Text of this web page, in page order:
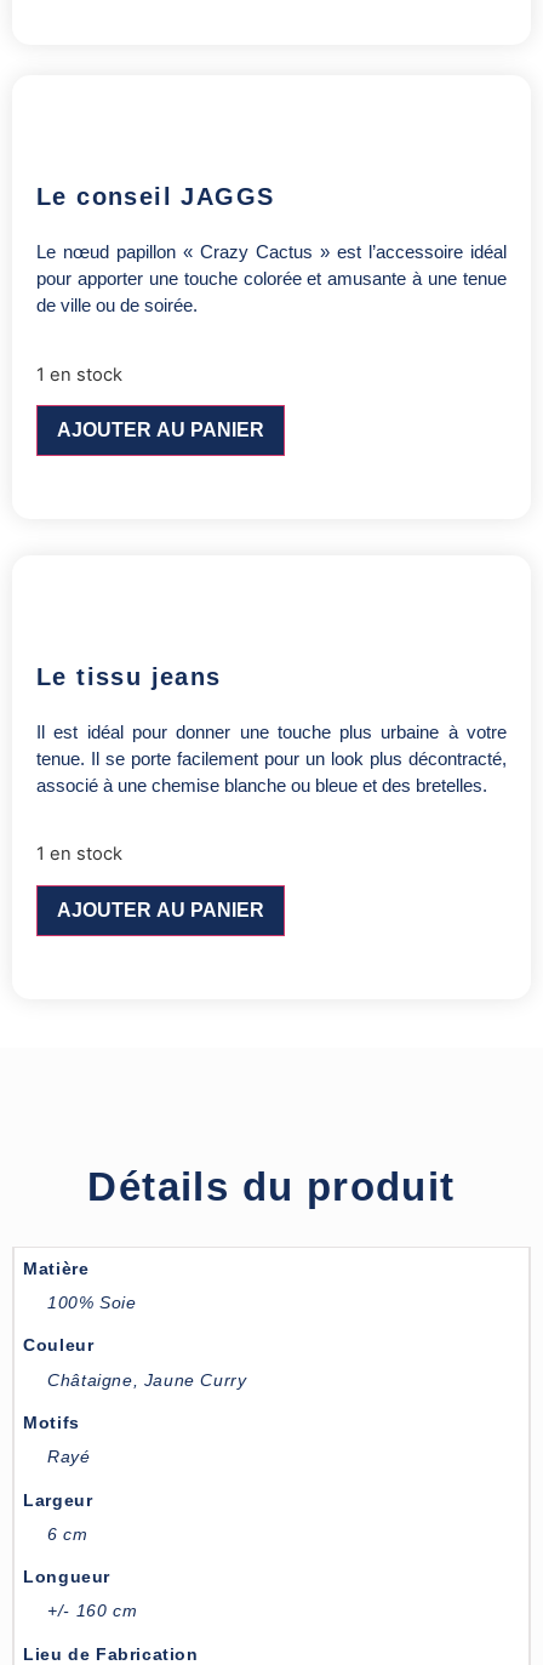
Le conseil JAGGS
Le nœud papillon « Crazy Cactus » est l’accessoire idéal
pour apporter une touche colorée et amusante à une tenue
de ville ou de soirée.
1 en stock
AJOUTER AU PANIER
Le tissu jeans
Il est idéal pour donner une touche plus urbaine à votre
tenue. Il se porte facilement pour un look plus décontracté,
associé à une chemise blanche ou bleue et des bretelles.
1 en stock
AJOUTER AU PANIER
Détails du produit
Matière
100% Soie
Couleur
Châtaigne
Jaune Curry
Motifs
Rayé
Largeur
6 cm
Longueur
+/- 160 cm
Lieu de Fabrication